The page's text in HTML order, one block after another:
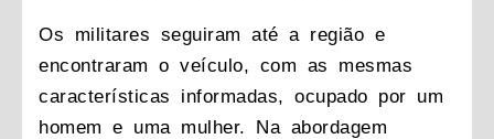
Os militares seguiram até a região e
encontraram o veículo, com as mesmas
características informadas, ocupado por um
homem e uma mulher. Na abordagem